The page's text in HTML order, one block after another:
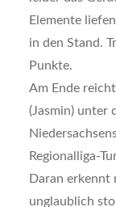
Elemente
in den Stand.
Punkte.
Am Ende
(Jasmin) unter
Regionalliga-
Daran erkennt
unglaublich